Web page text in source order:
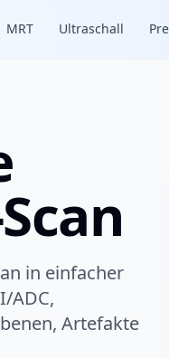
MRT Ultraschall
in einfacher
ADC,
Artefakte